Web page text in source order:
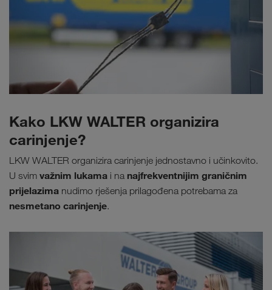
Kako LKW WALTER organizira
carinjenje?
LKW WALTER organizira carinjenje jednostavno i učinkovito.
U svim važnim lukama i na najfrekventnijim graničnim
prijelazima nudimo rješenja prilagođena potrebama za
nesmetano carinjenje.